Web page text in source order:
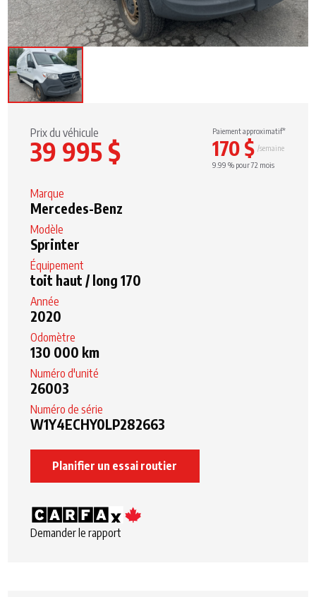
Prix du véhicule
39 995 $
Paiement approximatif*
170 $ /semaine
9.99 % pour 72 mois
Marque
Mercedes-Benz
Modèle
Sprinter
Équipement
toit haut / long 170
Année
2020
Odomètre
130 000 km
Numéro d'unité
26003
Numéro de série
W1Y4ECHY0LP282663
Planifier un essai routier
Demander le rapport